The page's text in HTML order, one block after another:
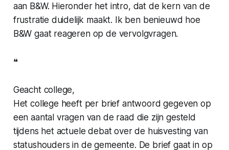
aan B&W. Hieronder het intro, dat de kern van de
frustratie duidelijk maakt. Ik ben benieuwd hoe
B&W gaat reageren op de vervolgvragen.
❝
Geacht college,
Het college heeft per brief antwoord gegeven op
een aantal vragen van de raad die zijn gesteld
tijdens het actuele debat over de huisvesting van
statushouders in de gemeente. De brief gaat in op